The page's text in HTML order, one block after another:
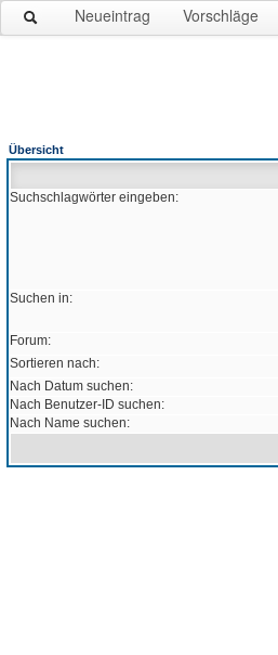
Neueintrag Vorschläge
Übersicht
Suchschlagwörter eingeben:
Suchen in:
Forum:
Sortieren nach:
Nach Datum suchen:
Nach Benutzer-ID suchen:
Nach Name suchen: